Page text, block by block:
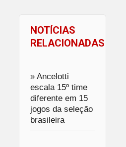
NOTÍCIAS
RELACIONADAS
» Ancelotti
escala 15º time
diferente em 15
jogos da seleção
brasileira